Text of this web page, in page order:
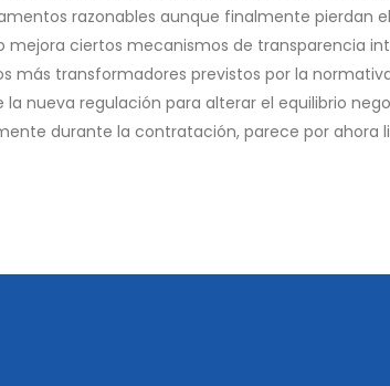
razonables aunque finalmente pierdan
mejora ciertos mecanismos de transparencia
más transformadores previstos por la
nueva regulación para alterar el equilibrio
durante la contratación, parece por ahora